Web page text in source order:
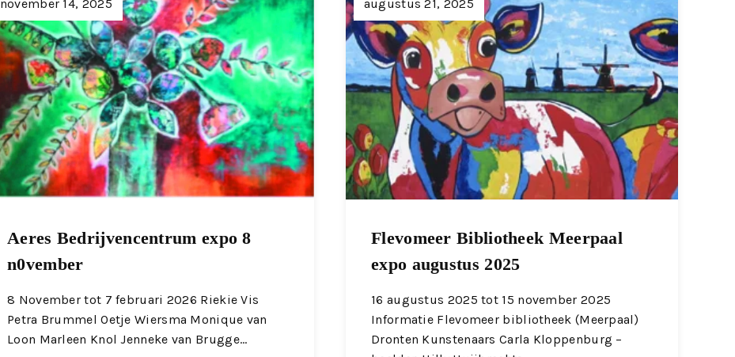
Aeres Bedrijvencentrum expo 8
n0vember
november 14, 2025
8 November tot 7 februari 2026 Riekie Vis
Petra Brummel Oetje Wiersma Monique van
Loon Marleen Knol Jenneke van Brugge…
Flevomeer Bibliotheek Meerpaal
expo augustus 2025
augustus 21, 2025
16 augustus 2025 tot 15 november 2025
Informatie Flevomeer bibliotheek (Meerpaal)
Dronten Kunstenaars Carla Kloppenburg –